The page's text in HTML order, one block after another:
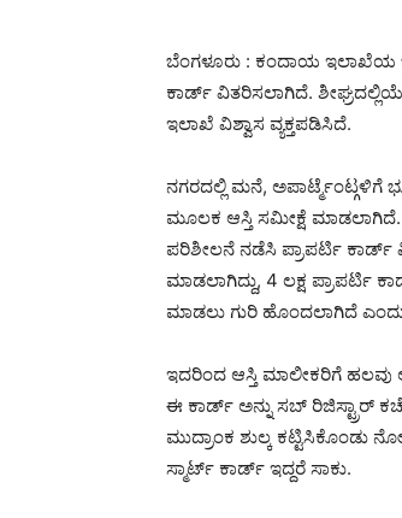
ಬೆಂಗಳೂರು : ಕಂದಾಯ ಇಲಾಖೆಯ
ಕಾರ್ಡ್ ವಿತರಿಸಲಾಗಿದೆ.
ಇಲಾಖೆ ವಿಶ್ವಾಸ ವ್ಯಕ್ತಪಡಿಸಿದೆ.
ನಗರದಲ್ಲಿ ಮನೆ,
ಮೂಲಕ ಆಸ್ತಿ ಸಮೀಕ್ಷೆ ಮಾಡಲಾಗಿದೆ.
ಪರಿಶೀಲನೆ ನಡೆಸಿ ಪ್ರಾಪರ್ಟಿ ಕಾರ್ಡ್
ಮಾಡಲಾಗಿದ್ದು, 4 ಲಕ್ಷ ಪ್ರಾಪರ್ಟಿ
ಮಾಡಲು ಗುರಿ ಹೊಂದಲಾಗಿದೆ
ಇದರಿಂದ ಆಸ್ತಿ ಮಾಲೀಕರಿಗೆ ಹಲವು
ಈ ಕಾರ್ಡ್ ಅನ್ನು ಸಬ್ ರಿಜಿಸ್ಟ್ರಾರ್
ಮುದ್ರಾಂಕ ಶುಲ್ಕ ಕಟ್ಟಿಸಿಕೊಂಡು
ಸ್ಮಾರ್ಟ್ ಕಾರ್ಡ್ ಇದ್ದರೆ ಸಾಕು.